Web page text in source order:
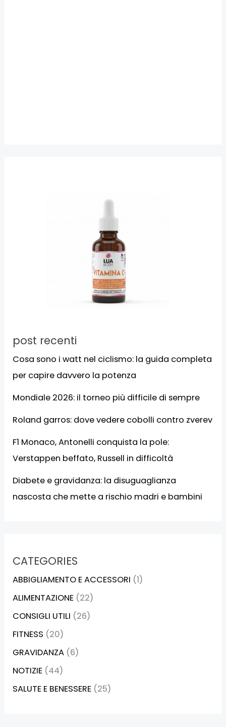
post recenti
Cosa sono i watt nel ciclismo: la guida completa
per capire davvero la potenza
Mondiale 2026: il torneo più difficile di sempre
Roland garros: dove vedere cobolli contro zverev
F1 Monaco, Antonelli conquista la pole:
Verstappen beffato, Russell in difficoltà
Diabete e gravidanza: la disuguaglianza
nascosta che mette a rischio madri e bambini
CATEGORIES
ABBIGLIAMENTO E ACCESSORI (1)
ALIMENTAZIONE (22)
CONSIGLI UTILI (26)
FITNESS (20)
GRAVIDANZA (6)
NOTIZIE (44)
SALUTE E BENESSERE (25)